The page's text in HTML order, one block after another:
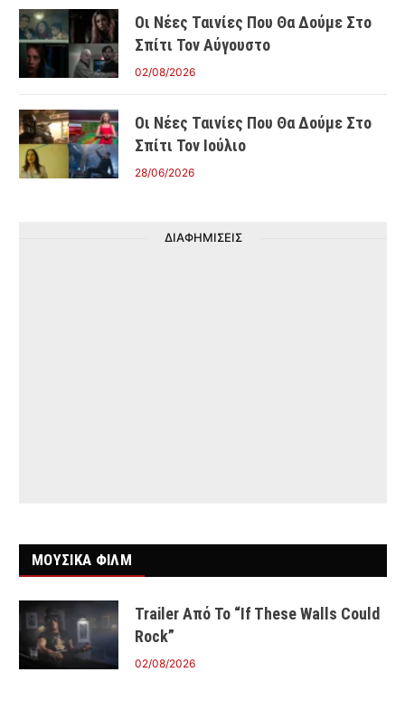
Οι Νέες Ταινίες Που Θα Δούμε Στο
Σπίτι Τον Αύγουστο
02/08/2026
Οι Νέες Ταινίες Που Θα Δούμε Στο
Σπίτι Τον Ιούλιο
28/06/2026
ΔΙΑΦΗΜΙΣΕΙΣ
ΜΟΥΣΙΚΑ ΦΙΛΜ
Trailer Από Το “If These Walls Could
Rock”
02/08/2026